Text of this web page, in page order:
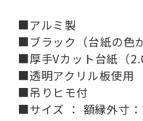
■アルミ製
■ブラック（台紙の色
■厚手Vカット台紙（
■透明アクリル板使用
■吊りヒモ付
■サイズ ： 額縁外寸